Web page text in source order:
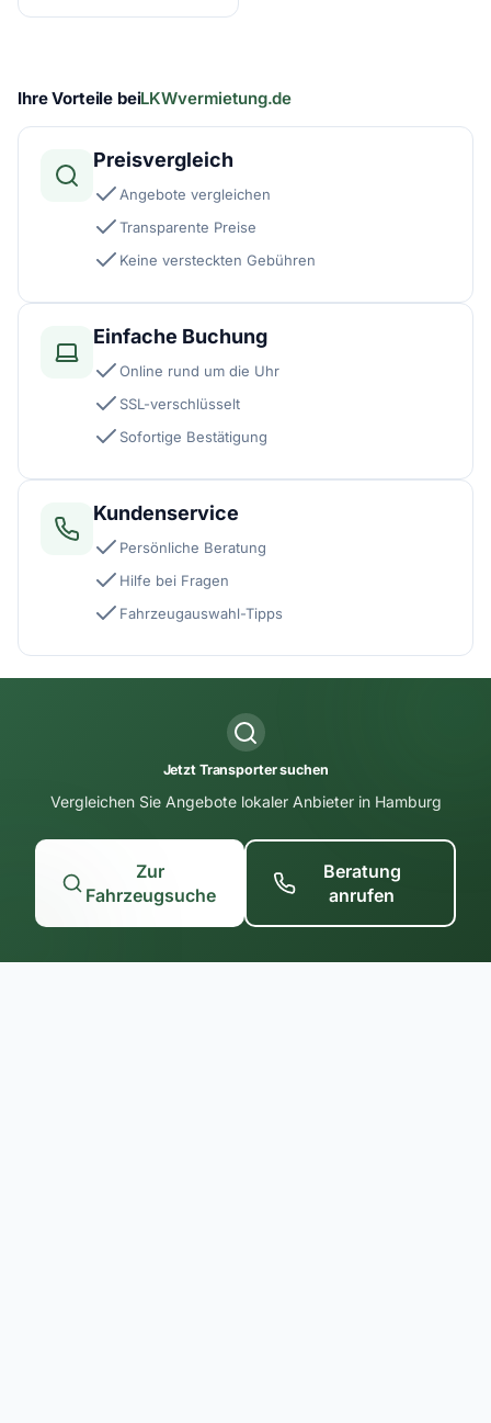
Ihre Vorteile beiLKWvermietung.de
Preisvergleich
Angebote vergleichen
Transparente Preise
Keine versteckten Gebühren
Einfache Buchung
Online rund um die Uhr
SSL-verschlüsselt
Sofortige Bestätigung
Kundenservice
Persönliche Beratung
Hilfe bei Fragen
Fahrzeugauswahl-Tipps
Jetzt Transporter suchen
Vergleichen Sie Angebote lokaler Anbieter in Hamburg
Zur
Fahrzeugsuche
Beratung
anrufen